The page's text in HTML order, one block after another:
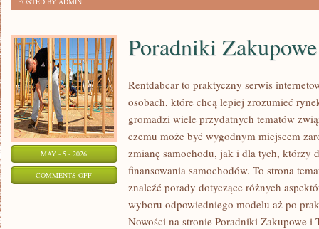
MAY - 5 - 2026
COMMENTS OFFON
PORADNIKI
ZAKUPOWE
Poradniki Zakupowe
Rentdabcar to praktyczny serwis
osobach, które chcą lepiej zrozumieć
gromadzi wiele przydatnych tematów
czemu może być wygodnym miejscem
zmianę samochodu, jak i dla tych, którzy
finansowania samochodów. To strona
znaleźć porady dotyczące różnych
wyboru odpowiedniego modelu aż po
Nowości na stronie Poradniki Zakupowe i